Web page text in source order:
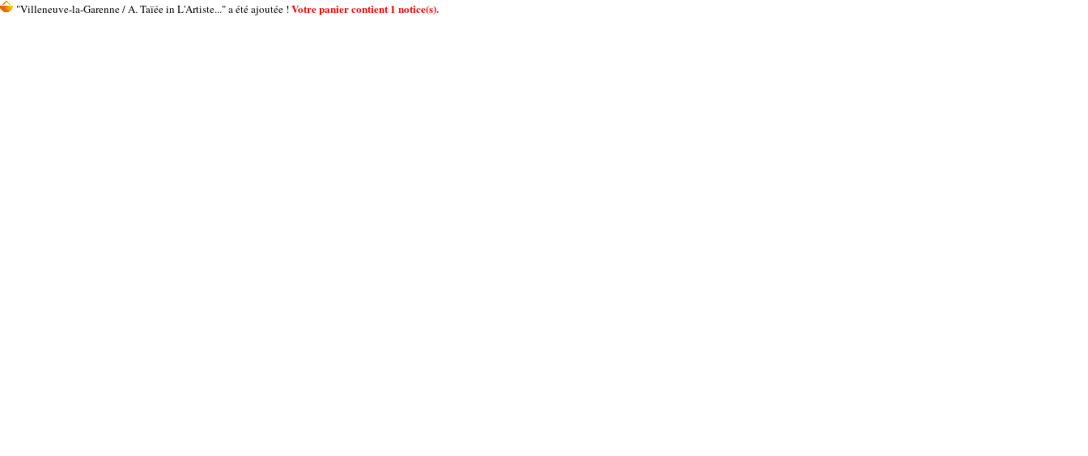
"Villeneuve-la-Garenne / A. Taïée in L'Artiste..." a été ajoutée ! Votre panier contient 1 notice(s).